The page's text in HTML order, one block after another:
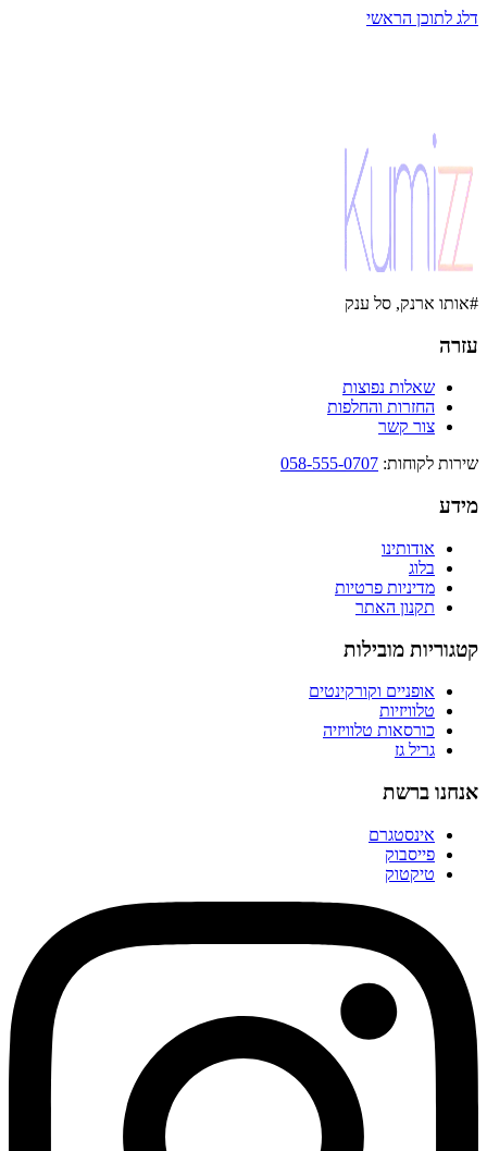
דלג לתוכן הראשי
#אותו ארנק, סל ענק
עזרה
שאלות נפוצות
החזרות והחלפות
צור קשר
שירות לקוחות:
058-555-0707
מידע
אודותינו
בלוג
מדיניות פרטיות
תקנון האתר
קטגוריות מובילות
אופניים וקורקינטים
טלוויזיות
כורסאות טלוויזיה
גריל גז
אנחנו ברשת
אינסטגרם
פייסבוק
טיקטוק